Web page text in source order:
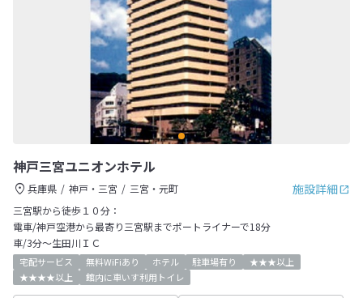
神戸三宮ユニオンホテル
施設詳細
兵庫県 神戸・三宮
三宮・元町
三宮駅から徒歩１０分：
電車/神戸空港から最寄り三宮駅までポートライナーで18分
車/3分～生田川ＩＣ
宅配サービス 無料WiFiあり ホテル 駐車場有り
★★★以上
★★★★以上
館内に車いす利用トイレ